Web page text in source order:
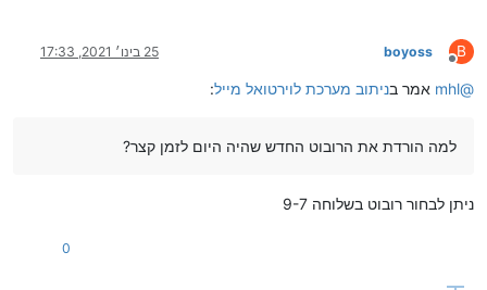
B
מנותק
boyoss 25 בינו׳ 2021, 17:33
@
mhl אמר בניתוב מערכת לוירטואל מייל:
למה הורדת את הרובוט החדש שהיה היום לזמן קצר?
ניתן לבחור רובוט בשלוחה 9-7
0